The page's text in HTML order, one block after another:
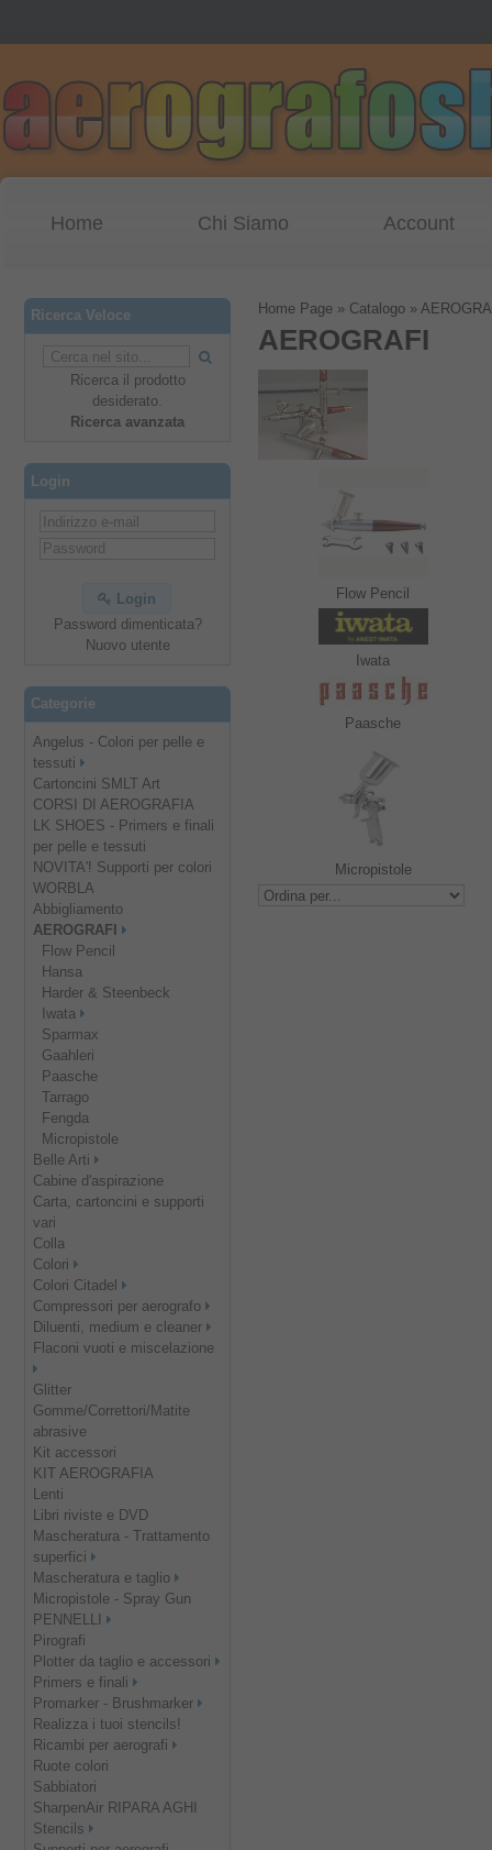
Home Chi Siamo Account
Ricerca Veloce
Ricerca il prodotto
desiderato.
Ricerca avanzata
Login
Login
Password dimenticata?
Nuovo utente
Categorie
Angelus - Colori per pelle e
tessuti
Cartoncini SMLT Art
CORSI DI AEROGRAFIA
LK SHOES - Primers e finali
per pelle e tessuti
NOVITA'! Supporti per colori
WORBLA
Abbigliamento
AEROGRAFI
Flow Pencil
Hansa
Harder & Steenbeck
Iwata
Sparmax
Gaahleri
Paasche
Tarrago
Fengda
Micropistole
Belle Arti
Cabine d'aspirazione
Carta, cartoncini e supporti
vari
Colla
Colori
Colori Citadel
Compressori per aerografo
Diluenti, medium e cleaner
Flaconi vuoti e miscelazione
Glitter
Gomme/Correttori/Matite
abrasive
Kit accessori
KIT AEROGRAFIA
Lenti
Libri riviste e DVD
Mascheratura - Trattamento
superfici
Mascheratura e taglio
Micropistole - Spray Gun
PENNELLI
Pirografi
Plotter da taglio e accessori
Primers e finali
Promarker - Brushmarker
Realizza i tuoi stencils!
Ricambi per aerografi
Ruote colori
Sabbiatori
SharpenAir RIPARA AGHI
Stencils
Home Page» Catalogo»
AEROGRAFI
Flow Pencil
Iwata
Paasche
Micropistole